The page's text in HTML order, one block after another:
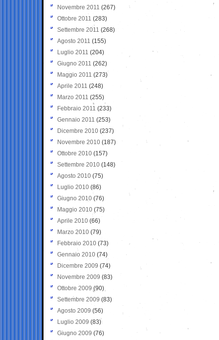
Novembre 2011 (267)
Ottobre 2011 (283)
Settembre 2011 (268)
Agosto 2011 (155)
Luglio 2011 (204)
Giugno 2011 (262)
Maggio 2011 (273)
Aprile 2011 (248)
Marzo 2011 (255)
Febbraio 2011 (233)
Gennaio 2011 (253)
Dicembre 2010 (237)
Novembre 2010 (187)
Ottobre 2010 (157)
Settembre 2010 (148)
Agosto 2010 (75)
Luglio 2010 (86)
Giugno 2010 (76)
Maggio 2010 (75)
Aprile 2010 (66)
Marzo 2010 (79)
Febbraio 2010 (73)
Gennaio 2010 (74)
Dicembre 2009 (74)
Novembre 2009 (83)
Ottobre 2009 (90)
Settembre 2009 (83)
Agosto 2009 (56)
Luglio 2009 (83)
Giugno 2009 (76)